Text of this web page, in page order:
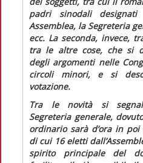
padri sinodali
Assemblea, la Segreteria
ecc. La seconda, invece,
tra le altre cose, che si
degli argomenti nelle
circoli minori, e si
votazione.
Tra le novità si
Segreteria generale,
ordinario sarà d’ora in
di cui 16 eletti
spirito principale del